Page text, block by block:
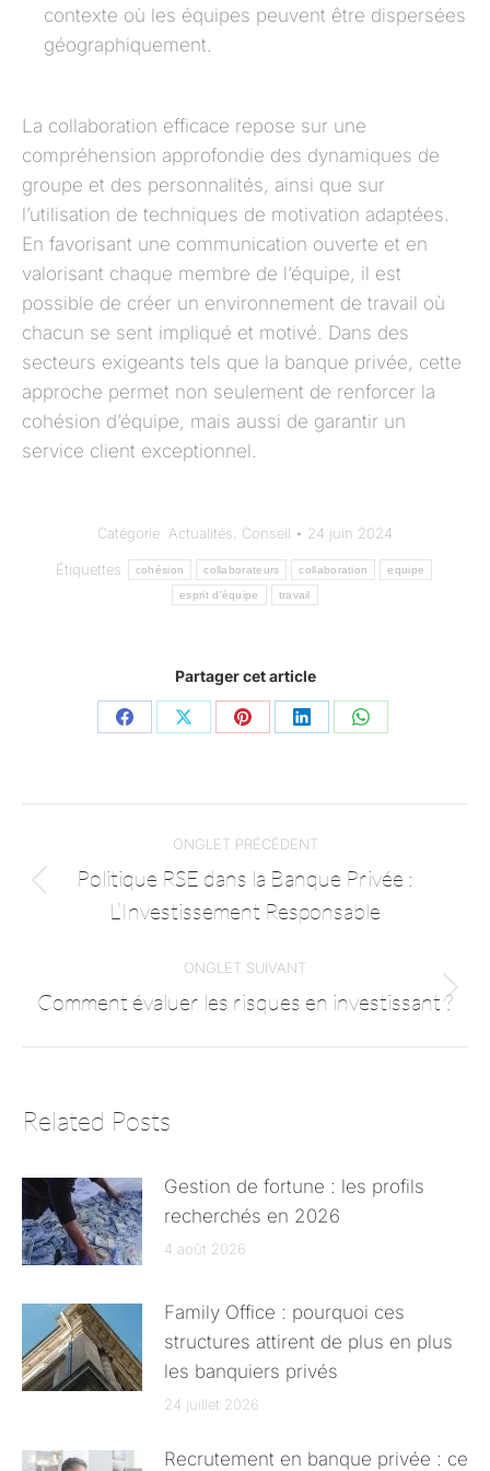
contexte où les équipes peuvent être dispersées
géographiquement.
La collaboration efficace repose sur une
compréhension approfondie des dynamiques de
groupe et des personnalités, ainsi que sur
l’utilisation de techniques de motivation adaptées.
En favorisant une communication ouverte et en
valorisant chaque membre de l’équipe, il est
possible de créer un environnement de travail où
chacun se sent impliqué et motivé. Dans des
secteurs exigeants tels que la banque privée, cette
approche permet non seulement de renforcer la
cohésion d’équipe, mais aussi de garantir un
service client exceptionnel.
Catégorie Actualités Conseil 24 juin 2024
Étiquettes cohésion collaborateurs collaboration equipe
esprit d'équipe travail
Partager cet article
ONGLET PRÉCÉDENT
Politique RSE dans la Banque Privée :
L’Investissement Responsable
ONGLET SUIVANT
Comment évaluer les risques en investissant ?
Related Posts
Gestion de fortune : les profils
recherchés en 2026
4 août 2026
Family Office : pourquoi ces
structures attirent de plus en plus
les banquiers privés
24 juillet 2026
Recrutement en banque privée : ce